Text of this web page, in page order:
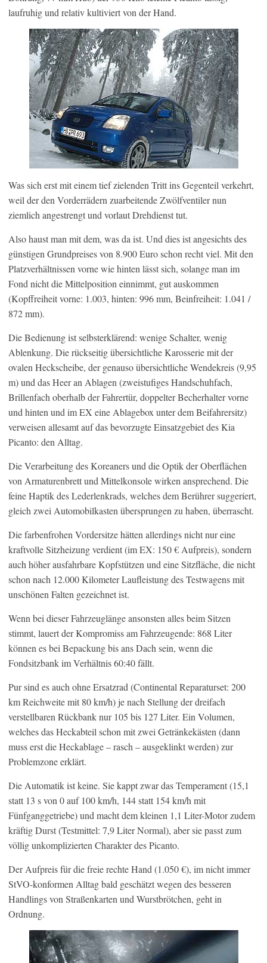
laufruhig und relativ kultiviert von der Hand.
Was sich erst mit einem tief zielenden Tritt ins Gegenteil verkehrt,
weil der den Vorderrädern zuarbeitende Zwölfventiler nun
ziemlich angestrengt und vorlaut Drehdienst tut.
Also haust man mit dem, was da ist. Und dies ist angesichts des
günstigen Grundpreises von 8.900 Euro schon recht viel. Mit den
Platzverhältnissen vorne wie hinten lässt sich, solange man im
Fond nicht die Mittelposition einnimmt, gut auskommen
(Kopffreiheit vorne: 1.003, hinten: 996 mm, Beinfreiheit: 1.041 /
872 mm).
Die Bedienung ist selbsterklärend: wenige Schalter, wenig
Ablenkung. Die rückseitig übersichtliche Karosserie mit der
ovalen Heckscheibe, der genauso übersichtliche Wendekreis (9,95
m) und das Heer an Ablagen (zweistufiges Handschuhfach,
Brillenfach oberhalb der Fahrertür, doppelter Becherhalter vorne
und hinten und im EX eine Ablagebox unter dem Beifahrersitz)
verweisen allesamt auf das bevorzugte Einsatzgebiet des Kia
Picanto: den Alltag.
Die Verarbeitung des Koreaners und die Optik der Oberflächen
von Armaturenbrett und Mittelkonsole wirken ansprechend. Die
feine Haptik des Lederlenkrads, welches dem Berührer suggeriert,
gleich zwei Automobilkasten übersprungen zu haben, überrascht.
Die farbenfrohen Vordersitze hätten allerdings nicht nur eine
kraftvolle Sitzheizung verdient (im EX: 150 € Aufpreis), sondern
auch höher ausfahrbare Kopfstützen und eine Sitzfläche, die nicht
schon nach 12.000 Kilometer Laufleistung des Testwagens mit
unschönen Falten gezeichnet ist.
Wenn bei dieser Fahrzeuglänge ansonsten alles beim Sitzen
stimmt, lauert der Kompromiss am Fahrzeugende: 868 Liter
können es bei Bepackung bis ans Dach sein, wenn die
Fondsitzbank im Verhältnis 60:40 fällt.
Pur sind es auch ohne Ersatzrad (Continental Reparaturset: 200
km Reichweite mit 80 km/h) je nach Stellung der dreifach
verstellbaren Rückbank nur 105 bis 127 Liter. Ein Volumen,
welches das Heckabteil schon mit zwei Getränkekästen (dann
muss erst die Heckablage – rasch – ausgeklinkt werden) zur
Problemzone erklärt.
Die Automatik ist keine. Sie kappt zwar das Temperament (15,1
statt 13 s von 0 auf 100 km/h, 144 statt 154 km/h mit
Fünfganggetriebe) und macht dem kleinen 1,1 Liter-Motor zudem
kräftig Durst (Testmittel: 7,9 Liter Normal), aber sie passt zum
völlig unkomplizierten Charakter des Picanto.
Der Aufpreis für die freie rechte Hand (1.050 €), im nicht immer
StVO-konformen Alltag bald geschätzt wegen des besseren
Handlings von Straßenkarten und Wurstbrötchen, geht in
Ordnung.